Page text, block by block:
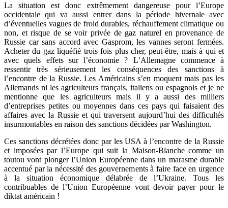
La situation est donc extrêmement dangereuse pour l’Europe
occidentale qui va aussi entrer dans la période hivernale avec
d’éventuelles vagues de froid durables, réchauffement climatique ou
non, et risque de se voir privée de gaz naturel en provenance de
Russie car sans accord avec Gasprom, les vannes seront fermées.
Acheter du gaz liquéfié trois fois plus cher, peut-être, mais à qui et
avec quels effets sur l’économie ? L’Allemagne commence à
ressentir très sérieusement les conséquences des sanctions à
l’encontre de la Russie. Les Américains s’en moquent mais pas les
Allemands ni les agriculteurs français, italiens ou espagnols et je ne
mentionne que les agriculteurs mais il y a aussi des milliers
d’entreprises petites ou moyennes dans ces pays qui faisaient des
affaires avec la Russie et qui traversent aujourd’hui des difficultés
insurmontables en raison des sanctions décidées par Washington.
Ces sanctions décrétées donc par les USA à l’encontre de la Russie
et imposées par l’Europe qui suit la Maison-Blanche comme un
toutou vont plonger l’Union Européenne dans un marasme durable
accentué par la nécessité des gouvernements à faire face en urgence
à la situation économique délabrée de l’Ukraine. Tous les
contribuables de l’Union Européenne vont devoir payer pour le
diktat américain !